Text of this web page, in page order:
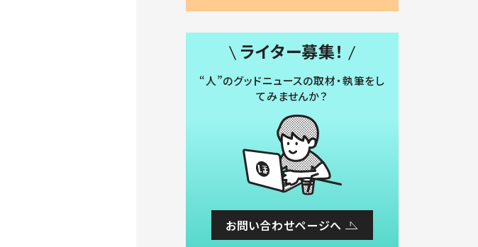
ライター募集！
“人”のグッドニュースの取材・執筆をし
てみませんか？
お問い合わせページへ